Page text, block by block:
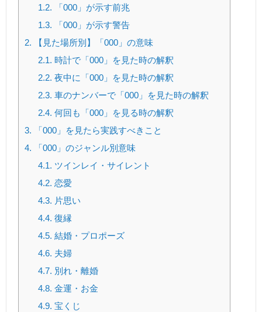
1.2. 「000」が示す前兆
1.3. 「000」が示す警告
2. 【見た場所別】「000」の意味
2.1. 時計で「000」を見た時の解釈
2.2. 夜中に「000」を見た時の解釈
2.3. 車のナンバーで「000」を見た時の解釈
2.4. 何回も「000」を見る時の解釈
3. 「000」を見たら実践すべきこと
4. 「000」のジャンル別意味
4.1. ツインレイ・サイレント
4.2. 恋愛
4.3. 片思い
4.4. 復縁
4.5. 結婚・プロポーズ
4.6. 夫婦
4.7. 別れ・離婚
4.8. 金運・お金
4.9. 宝くじ